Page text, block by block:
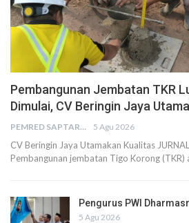
Pembangunan Jembatan TKR
Dimulai, CV Beringin Jaya
PEMRED SAPTARIUS 5 Agu 2026
CV Beringin Jaya Utamakan Kualitas
Pembangunan jembatan Tigo Korong (TKR)
Pengurus PWI
5 Agu 2026